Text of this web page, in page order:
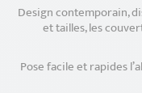
Design contemporain,
et tailles, les
Pose facile et rapides